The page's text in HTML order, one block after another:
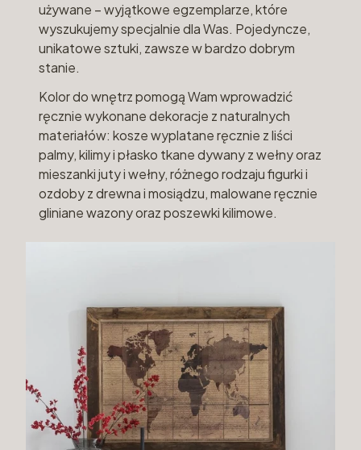
używane – wyjątkowe egzemplarze, które
wyszukujemy specjalnie dla Was. Pojedyncze,
unikatowe sztuki, zawsze w bardzo dobrym
stanie.
Kolor do wnętrz pomogą Wam wprowadzić
ręcznie wykonane dekoracje z naturalnych
materiałów: kosze wyplatane ręcznie z liści
palmy, kilimy i płasko tkane dywany z wełny oraz
mieszanki juty i wełny, różnego rodzaju figurki i
ozdoby z drewna i mosiądzu, malowane ręcznie
gliniane wazony oraz poszewki kilimowe.